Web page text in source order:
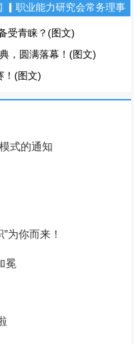
▎职业能力研究会常务理事
职业能力考试指南丛书主编
受青睐？(图文)
，圆满落幕！(图文)
！(图文)
式的通知
为你而来！
冕